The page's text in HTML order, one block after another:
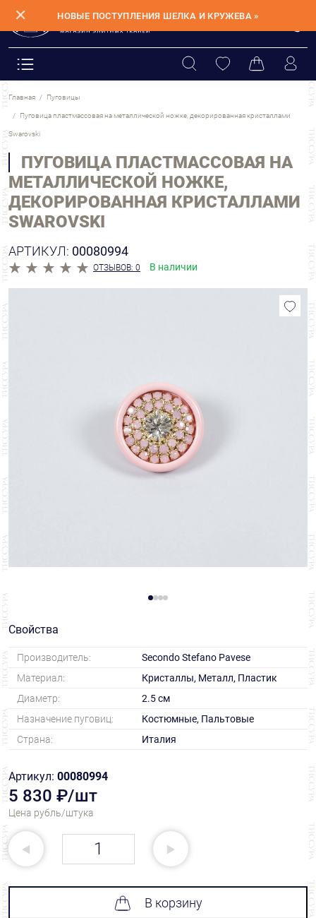
✕ НОВЫЕ ПОСТУПЛЕНИЯ ШЕЛКА И КРУЖЕВА »
Главная Пуговицы
Пуговица пластмассовая на металлической ножке, декорированная кристаллами
Swarovski
ПУГОВИЦА ПЛАСТМАССОВАЯ НА
МЕТАЛЛИЧЕСКОЙ НОЖКЕ,
ДЕКОРИРОВАННАЯ КРИСТАЛЛАМИ
SWAROVSKI
АРТИКУЛ: 00080994
ОТЗЫВОВ: 0 В наличии
Свойства
Производитель:
Secondo Stefano Pavese
Материал:
Кристаллы, Металл, Пластик
Диаметр:
2.5 см
Назначение пуговиц:
Костюмные, Пальтовые
Страна:
Италия
Артикул: 00080994
5 830 ₽/шт
Цена рубль/штука
В корзину